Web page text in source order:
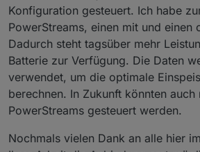
Konfiguration gesteuert. Ich habe
PowerStreams, einen mit und einen
Dadurch steht tagsüber mehr
Batterie zur Verfügung. Die Daten
verwendet, um die optimale
berechnen. In Zukunft könnten auch
PowerStreams gesteuert werden.
Nochmals vielen Dank an alle hier